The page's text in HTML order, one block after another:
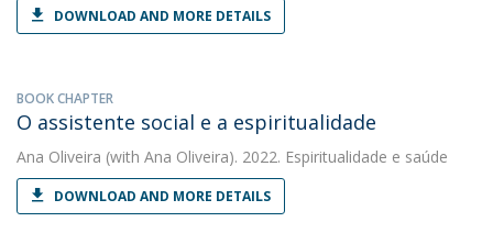
DOWNLOAD AND MORE DETAILS
BOOK CHAPTER
O assistente social e a espiritualidade
Ana Oliveira (with Ana Oliveira). 2022. Espiritualidade e saúde
DOWNLOAD AND MORE DETAILS